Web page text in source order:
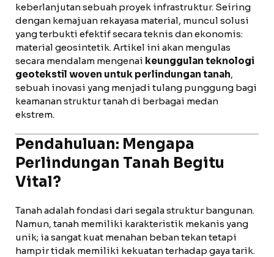
keberlanjutan sebuah proyek infrastruktur. Seiring
dengan kemajuan rekayasa material, muncul solusi
yang terbukti efektif secara teknis dan ekonomis:
material geosintetik. Artikel ini akan mengulas
secara mendalam mengenai keunggulan teknologi
geotekstil woven untuk perlindungan tanah,
sebuah inovasi yang menjadi tulang punggung bagi
keamanan struktur tanah di berbagai medan
ekstrem.
Pendahuluan: Mengapa
Perlindungan Tanah Begitu
Vital?
Tanah adalah fondasi dari segala struktur bangunan.
Namun, tanah memiliki karakteristik mekanis yang
unik; ia sangat kuat menahan beban tekan tetapi
hampir tidak memiliki kekuatan terhadap gaya tarik.